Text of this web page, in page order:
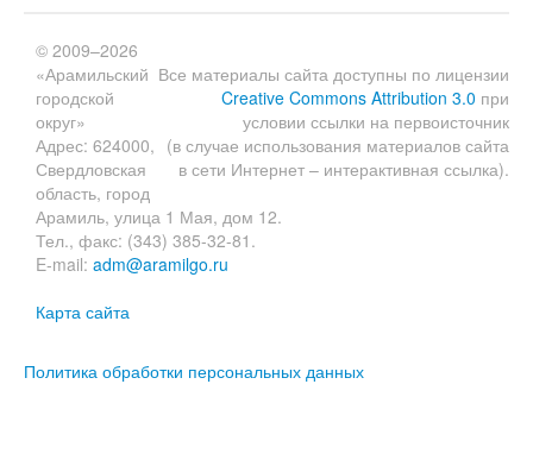
Все материалы сайта доступны по лицензии
Creative Commons Attribution 3.0 при
условии ссылки на первоисточник
(в случае использования материалов сайта
в сети Интернет – интерактивная ссылка).
© 2009–2026
«Арамильский
городской
округ»
Адрес: 624000,
Свердловская
область, город
Арамиль, улица 1 Мая, дом 12.
Тел., факс: (343) 385-32-81.
E-mail: adm@aramilgo.ru
Карта сайта
Политика обработки персональных данных